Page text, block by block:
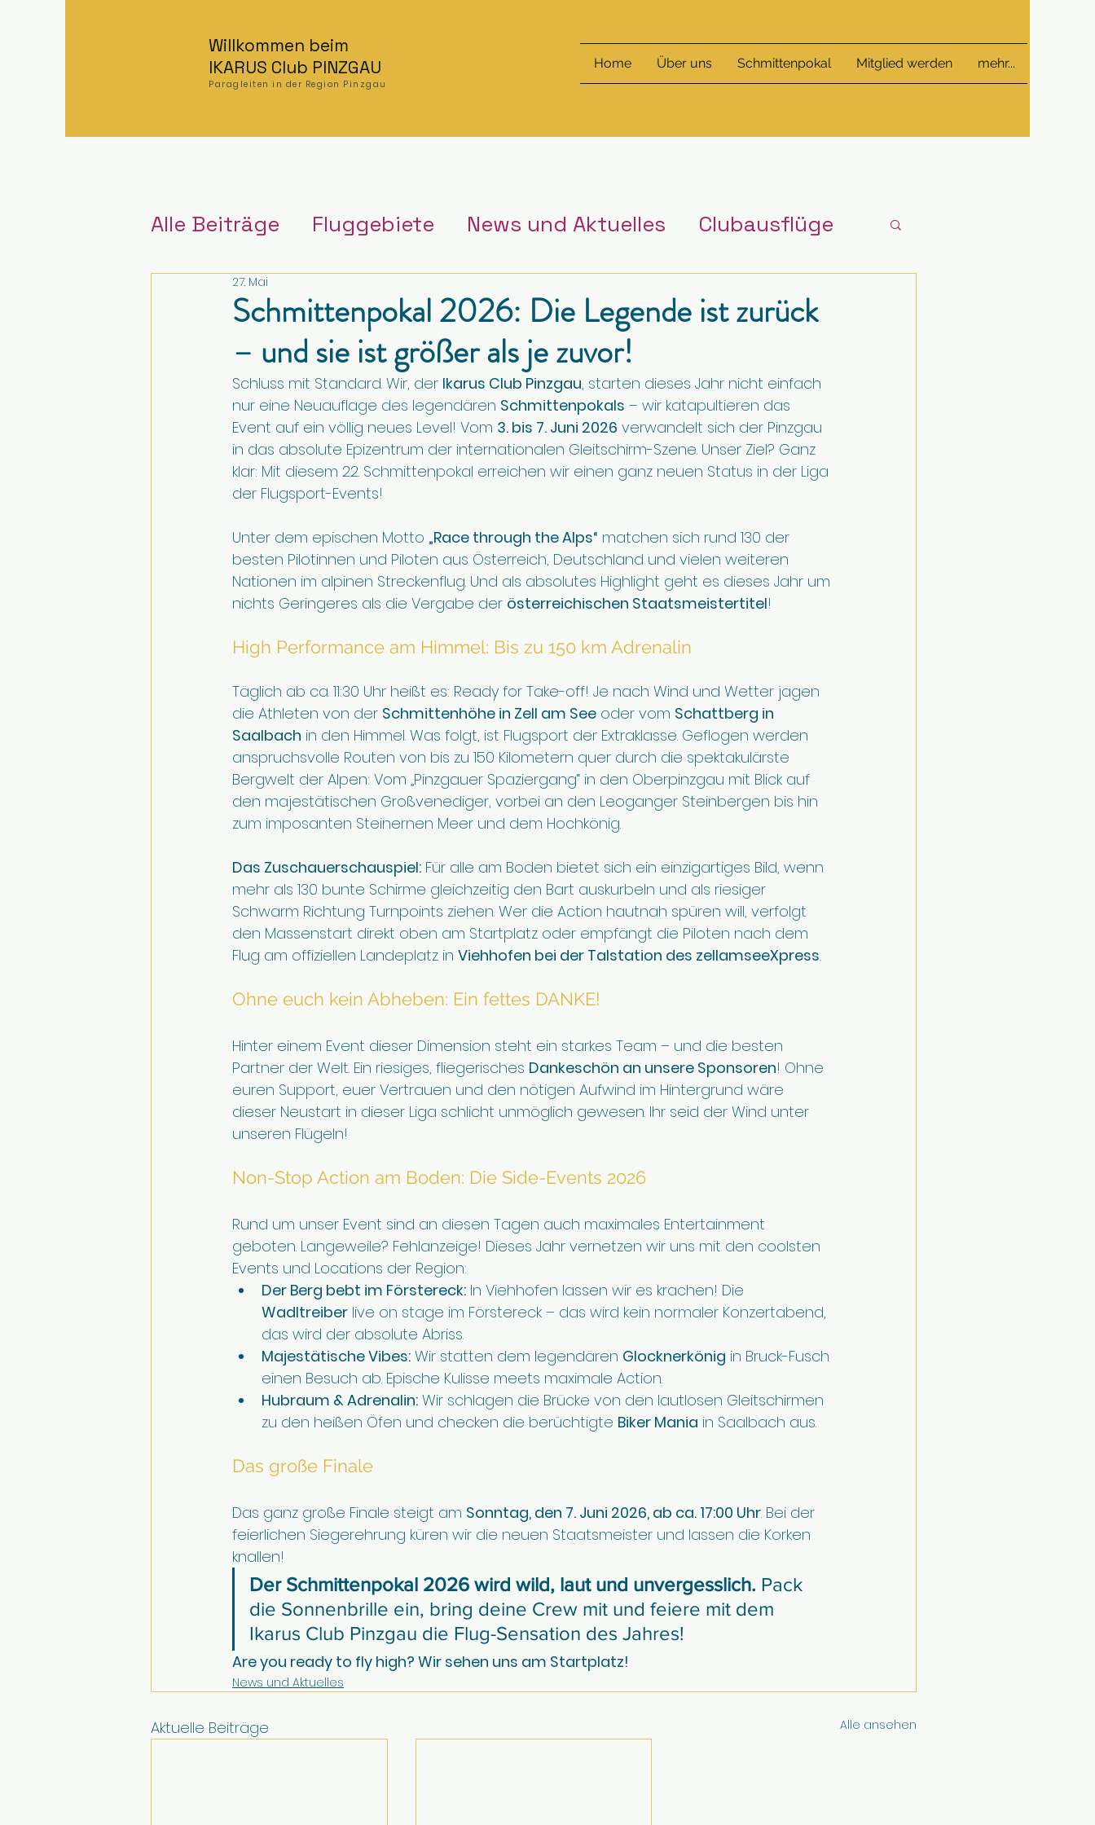
Willkommen beim
IKARUS Club PINZGAU
Paragleiten in der Region Pinzgau
Home Über uns Schmittenpokal Mitglied werden mehr...
Alle Beiträge Fluggebiete News und Aktuelles Clubausflüge
Schmittenpokal 2026: Die Legende ist zurück
– und sie ist größer als je zuvor!
27. Mai
Schluss mit Standard. Wir, der Ikarus Club Pinzgau, starten dieses Jahr nicht einfach
nur eine Neuauflage des legendären Schmittenpokals – wir katapultieren das
Event auf ein völlig neues Level! Vom 3. bis 7. Juni 2026 verwandelt sich der Pinzgau
in das absolute Epizentrum der internationalen Gleitschirm-Szene. Unser Ziel? Ganz
klar: Mit diesem 22. Schmittenpokal erreichen wir einen ganz neuen Status in der Liga
der Flugsport-Events!
Unter dem epischen Motto „Race through the Alps“ matchen sich rund 130 der
besten Pilotinnen und Piloten aus Österreich, Deutschland und vielen weiteren
Nationen im alpinen Streckenflug. Und als absolutes Highlight geht es dieses Jahr um
nichts Geringeres als die Vergabe der österreichischen Staatsmeistertitel!
High Performance am Himmel: Bis zu 150 km Adrenalin
Täglich ab ca. 11:30 Uhr heißt es: Ready for Take-off! Je nach Wind und Wetter jagen
die Athleten von der Schmittenhöhe in Zell am See oder vom Schattberg in
Saalbach in den Himmel. Was folgt, ist Flugsport der Extraklasse. Geflogen werden
anspruchsvolle Routen von bis zu 150 Kilometern quer durch die spektakulärste
Bergwelt der Alpen: Vom „Pinzgauer Spaziergang“ in den Oberpinzgau mit Blick auf
den majestätischen Großvenediger, vorbei an den Leoganger Steinbergen bis hin
zum imposanten Steinernen Meer und dem Hochkönig.
Das Zuschauerschauspiel: Für alle am Boden bietet sich ein einzigartiges Bild, wenn
mehr als 130 bunte Schirme gleichzeitig den Bart auskurbeln und als riesiger
Schwarm Richtung Turnpoints ziehen. Wer die Action hautnah spüren will, verfolgt
den Massenstart direkt oben am Startplatz oder empfängt die Piloten nach dem
Flug am offiziellen Landeplatz in Viehhofen bei der Talstation des zellamseeXpress.
Ohne euch kein Abheben: Ein fettes DANKE!
Hinter einem Event dieser Dimension steht ein starkes Team – und die besten
Partner der Welt. Ein riesiges, fliegerisches Dankeschön an unsere Sponsoren! Ohne
euren Support, euer Vertrauen und den nötigen Aufwind im Hintergrund wäre
dieser Neustart in dieser Liga schlicht unmöglich gewesen. Ihr seid der Wind unter
unseren Flügeln!
Non-Stop Action am Boden: Die Side-Events 2026
Rund um unser Event sind an diesen Tagen auch maximales Entertainment
geboten. Langeweile? Fehlanzeige! Dieses Jahr vernetzen wir uns mit den coolsten
Events und Locations der Region:
Der Berg bebt im Förstereck: In Viehhofen lassen wir es krachen! Die
Wadltreiber live on stage im Förstereck – das wird kein normaler Konzertabend,
das wird der absolute Abriss.
Majestätische Vibes: Wir statten dem legendären Glocknerkönig in Bruck-Fusch
einen Besuch ab. Epische Kulisse meets maximale Action.
Hubraum & Adrenalin: Wir schlagen die Brücke von den lautlosen Gleitschirmen
zu den heißen Öfen und checken die berüchtigte Biker Mania in Saalbach aus.
Das große Finale
Das ganz große Finale steigt am Sonntag, den 7. Juni 2026, ab ca. 17:00 Uhr. Bei der
feierlichen Siegerehrung küren wir die neuen Staatsmeister und lassen die Korken
knallen!
Der Schmittenpokal 2026 wird wild, laut und unvergesslich. Pack
die Sonnenbrille ein, bring deine Crew mit und feiere mit dem
Ikarus Club Pinzgau die Flug-Sensation des Jahres!
Are you ready to fly high? Wir sehen uns am Startplatz!
News und Aktuelles
Aktuelle Beiträge Alle ansehen